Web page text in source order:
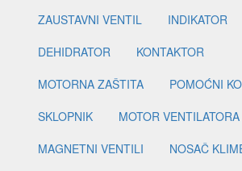
ZAUSTAVNI VENTIL
INDIKATOR
DEHIDRATOR
KONTAKTOR
MOTORNA ZAŠTITA
POMOĆNI
SKLOPNIK
MOTOR VENTILATORA
MAGNETNI VENTILI
NOSAČ